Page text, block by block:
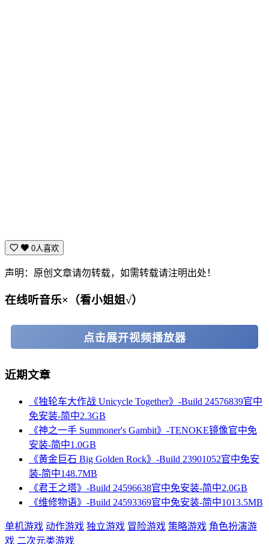
0人喜欢
声明：原创文章请勿转载，如需转载请注明出处！
在线听音乐×（看小姐姐√）
点击展开视频播放器
近期文章
《独轮车大作战 Unicycle Together》-Build 24576839官中
免安装-简中2.3GB
《神之一手 Summoner's Gambit》-TENOKE镜像官中免
安装-简中1.0GB
《黄金巨石 Big Golden Rock》-Build 23901052官中免安
装-简中148.7MB
《君王之塔》-Build 24596638官中免安装-简中2.0GB
《维修物语》-Build 24593369官中免安装-简中1013.5MB
单机游戏 动作游戏 独立游戏 冒险游戏 策略游戏 角色扮演游
戏 二次元类游戏